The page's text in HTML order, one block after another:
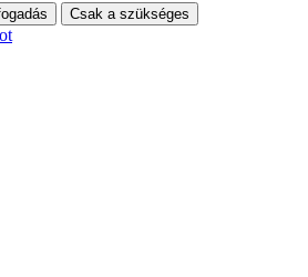
Csak a szükséges